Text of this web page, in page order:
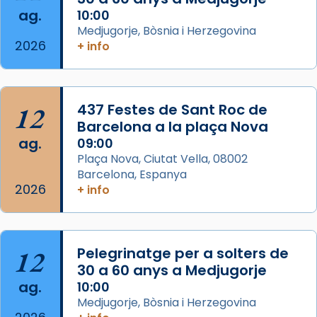
comitè organitzador de la visita apostòlica
del Sant Pare Lleó XIV a Barcelona, i als
col·laboradors, a la Catedral de Barcelona.
L’arquebisbe de Barcelona, el cardenal Joan
Josep Omella, ha presidit la missa i l’ha
concelebrat el bisbe auxiliar de Barcelona,
Mons. David Abadías.
📸 Dr. G. Simón
Photo
View on Facebook
2 weeks ago
Memòria de les santes Juliana i
Semproniana, verges i màrtirs.
ag.
2026
10:00
Medjugorje, Bòsnia i Herzegovina
+ info
12
ag.
2026
437 Festes de Sant Roc de
Barcelona a la plaça Nova
09:00
Plaça Nova, Ciutat Vella, 08002
Barcelona, Espanya
+ info
12
ag.
Pelegrinatge per a solters de
30 a 60 anys a Medjugorje
10:00
Medjugorje, Bòsnia i Herzegovina